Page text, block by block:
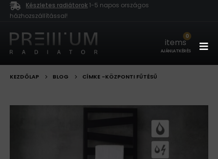
Készletes radiátorok 1-5 napos országos
házhozszállítással!
0
items
AJÁNLATKÉRÉS
KEZDŐLAP BLOG CÍMKE -KÖZPONTI FŰTÉSŰ